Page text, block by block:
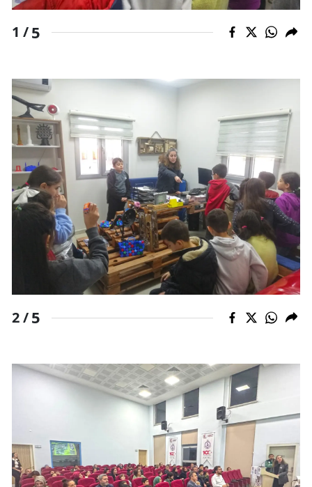
Kahramanmaraş
Muğla
Muş
Nevşehir
Niğde
Ordu
Rize
Siirt
Sinop
Sivas
Tekirdağ
Tokat
1 /5
2 /5